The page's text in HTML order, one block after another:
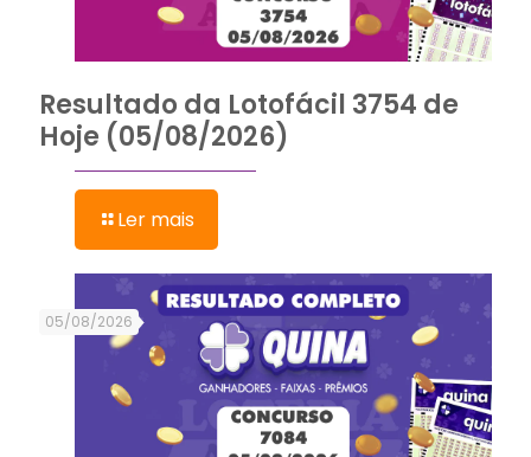
Resultado da Lotofácil 3754 de
Hoje (05/08/2026)
Ler mais
05/08/2026